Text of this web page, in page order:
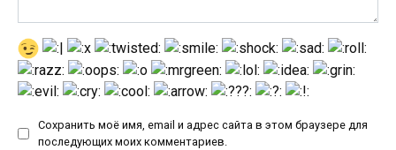
Сохранить моё имя, email и адрес сайта в этом браузере для
последующих моих комментариев.